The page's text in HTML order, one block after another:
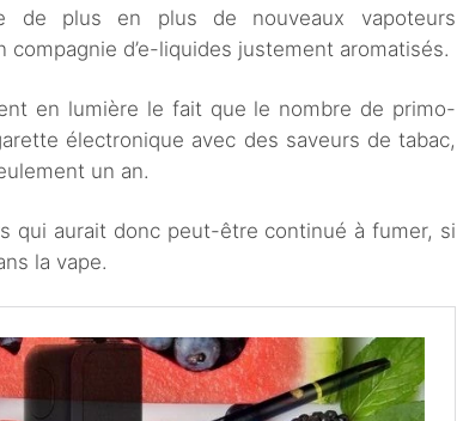
de plus en plus de nouveaux vapoteurs
d’e-liquides justement aromatisés.
en lumière le fait que le nombre de primo-
électronique avec des saveurs de tabac,
un an.
qui aurait donc peut-être continué à fumer, si
la vape.